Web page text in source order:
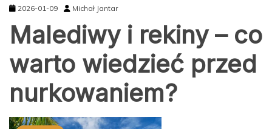
2026-01-09 Michał Jantar
Malediwy i rekiny – co
warto wiedzieć przed
nurkowaniem?